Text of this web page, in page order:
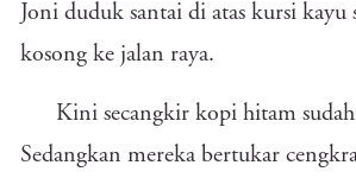
Joni duduk santai di atas kursi kayu
kosong ke jalan raya.
Kini secangkir kopi hitam sudah
Sedangkan mereka bertukar